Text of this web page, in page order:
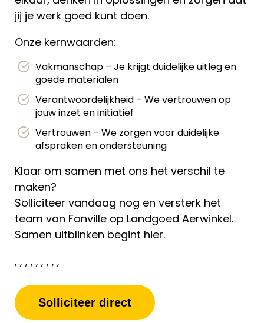
jij je werk goed kunt doen.
Onze kernwaarden:
Vakmanschap – Je krijgt duidelijke uitleg en
goede materialen
Verantwoordelijkheid – We vertrouwen op
jouw inzet en initiatief
Vertrouwen – We zorgen voor duidelijke
afspraken en ondersteuning
Klaar om samen met ons het verschil te
maken?
Solliciteer vandaag nog en versterk het
team van Fonville op Landgoed Aerwinkel.
Samen uitblinken begint hier.
, , , , , , , , ,
Solliciteer direct